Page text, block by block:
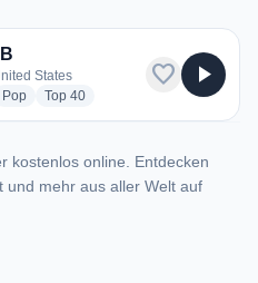
States
stations
Popradio stations
Top 40radio stations
favorite play_arrow
kostenlos online. Entdecken
und mehr aus aller Welt auf